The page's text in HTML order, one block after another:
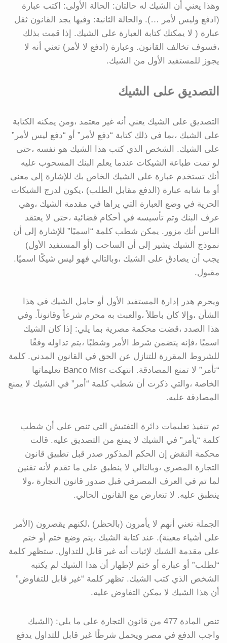
وهذا يعني أن الشيك له حالتان: الحالة الأولى: اكتب عبارة
(ادفع وليس لأمر …). والحالة الثانية: وفيها يجد القانون ثقل
عبارة ( لا يمكنك كتابة العبارة على الشيك. إذا قمت بذلك
،فسوف تخالف القانون. وعبارة (ادفع لا لأمر) تعني أنه لا
يجوز للمستفيد الأول من الشيك.
التصديق على الشيك
التصديق على الشيك يعني أنه غير معتمد ،ومن يمكنه الكتابة
على الشيك ،بما في ذلك كتابة “دفع لأمر” أو “دفع ليس لأمر”
على الشيك. الشخص الذي كتب هذا الشيك هو نفسه ،حتى
لو تمت طباعة الشيكات عندما يعلم البنك المسحوب عليه
أنك تستخدم عبارة على الشيك الخاص بك للإشارة إلى معنى
أو ما شابه عبارة (الدفع مقابل الطلب) ،يكون لدرج الشيكات
الحرية في وضع العبارة التي يراها في مقدمة الشيك ،وهي
عرف البنك وتم تأسيسه في أحكام قضائية ،حتى لا يعتقد
الناس أنك مزور. يمكن شطب كلمة “اسميًا” للإشارة إلى أن
نموذج الشيك يشير إلى أن الساحب (أو المستفيد الأول)
يجب أن يصادق على الشيك ،وبالتالي فهو ليس شيكًا اسميًا.
مقبول.
ويحرم هدر إدارة المستفيد الأول أو حامل الشيك في هذا
الشأن ،وإلا كان باطلاً ،والعبث به محرم شرعاً وقانوناً. وفي
هذا الصدد ،قضت محكمة مصرية بما يلي: إذا كان الشيك
اسميًا ،فإنه يتضمن شرط الأمر وشطبًا ،يتم تداوله وفقًا
للشروط المقررة للتنازل عن الحق في القانون المدني. كلمة
“تأمر” لا تمنع المصادقة. انتهكت Banco Misr تعليماتها
الخاصة ،والتي ذكرت أن شطب كلمة “أمر” في الشيك لا يمنع
المصادقة عليه.
تم تنفيذ تعليمات دائرة التفتيش التي تنص على أن شطب
كلمة “يأمر” في الشيك لا يمنع من التصديق عليه. قالت
محكمة النقض إن الحكم المذكور صدر قبل تطبيق قانون
التجارة المصري ،وبالتالي لا ينطبق على ما تقدم لأنه تقنين
لما تم في العرف المصرفي قبل صدور قانون التجارة ،ولا
ينطبق عليه. لا تتعارض مع القانون الحالي.
الجملة تعني أنهم لا يأمرون (بالحظر) ،لكنهم يقصرون (الأمر
على أشياء معينة). عند كتابة الشيك ،يتم وضع ختم أو ختم
على مقدمة الشيك لإثبات أنه غير قابل للتداول. ستظهر كلمة
“لطلب” أو عبارة أو ختم لإظهار أن هذا الشيك لم يكتبه
الشخص الذي كتب الشيك. تظهر كلمة “غير قابل للتفاوض”
أن هذا الشيك لا يمكن التفاوض عليه.
تنص المادة 477 من قانون التجارة على ما يلي: (الشيك
واجب الدفع في مصر ويحمل شرطًا غير قابل للتداول يدفع